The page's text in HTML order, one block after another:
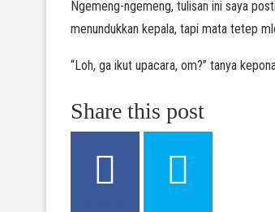
Ngemeng-ngemeng, tulisan ini saya
menundukkan kepala, tapi mata tetep
“Loh, ga ikut upacara, om?” tanya
Share this post